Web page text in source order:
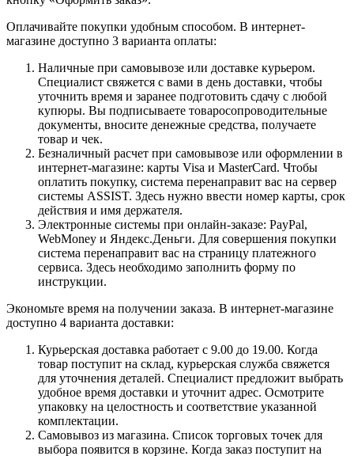
Оплачивайте покупки удобным способом. В интернет-
магазине доступно 3 варианта оплаты:
Наличные при самовывозе или доставке курьером.
Специалист свяжется с вами в день доставки, чтобы
уточнить время и заранее подготовить сдачу с любой
купюры. Вы подписываете товаросопроводительные
документы, вносите денежные средства, получаете
товар и чек.
Безналичный расчет при самовывозе или оформлении в
интернет-магазине: карты Visa и MasterCard. Чтобы
оплатить покупку, система перенаправит вас на сервер
системы ASSIST. Здесь нужно ввести номер карты, срок
действия и имя держателя.
Электронные системы при онлайн-заказе: PayPal,
WebMoney и Яндекс.Деньги. Для совершения покупки
система перенаправит вас на страницу платежного
сервиса. Здесь необходимо заполнить форму по
инструкции.
Экономьте время на получении заказа. В интернет-магазине
доступно 4 варианта доставки:
Курьерская доставка работает с 9.00 до 19.00. Когда
товар поступит на склад, курьерская служба свяжется
для уточнения деталей. Специалист предложит выбрать
удобное время доставки и уточнит адрес. Осмотрите
упаковку на целостность и соответствие указанной
комплектации.
Самовывоз из магазина. Список торговых точек для
выбора появится в корзине. Когда заказ поступит на